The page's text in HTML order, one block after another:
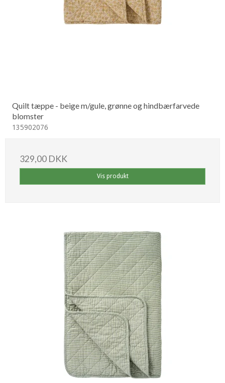
Quilt tæppe - beige m/gule, grønne og hindbærfarvede
blomster
135902076
329,00 DKK
Vis produkt